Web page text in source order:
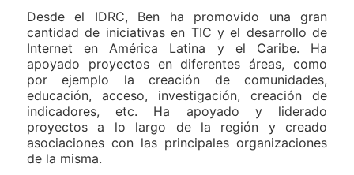
Desde el IDRC, Ben ha promovido una gran
cantidad de iniciativas en TIC y el desarrollo de
Internet en América Latina y el Caribe. Ha
apoyado proyectos en diferentes áreas, como
por ejemplo la creación de comunidades,
educación, acceso, investigación, creación de
indicadores, etc. Ha apoyado y liderado
proyectos a lo largo de la región y creado
asociaciones con las principales organizaciones
de la misma.